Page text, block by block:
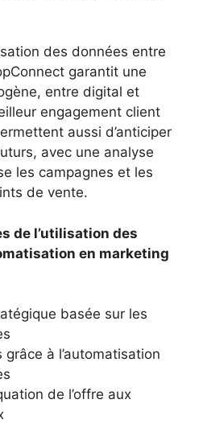
des données entre
garantit une
entre digital et
engagement client
aussi d’anticiper
avec une analyse
les campagnes et les
de vente.
de l’utilisation des
en marketing
basée sur les
à l’automatisation
de l’offre aux